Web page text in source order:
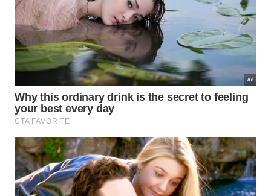
funcionalidade para a bancada da cozinha. -Imagem
gerada por IA
Ao compreender o funcionamento dessas novas
opções, fica evidente o motivo do sucesso